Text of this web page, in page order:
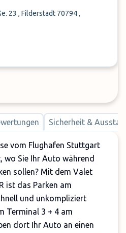
23 , Filderstadt 70794 ,
Sicherheit &
vom Flughafen Stuttgart
wo Sie Ihr Auto während
sollen? Mit dem Valet
ist das Parken am
und unkompliziert
Terminal 3 + 4 am
dort Ihr Auto an einen